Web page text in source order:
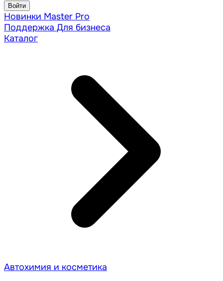
Войти
Новинки Master Pro
Поддержка Для бизнеса
Каталог
Автохимия и косметика